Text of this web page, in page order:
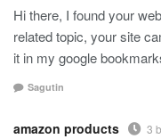
Hi there, I found your
related topic, your site
it in my google
Sagutin
amazon products 3